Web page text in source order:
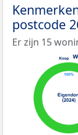
postcode
Er zijn 15